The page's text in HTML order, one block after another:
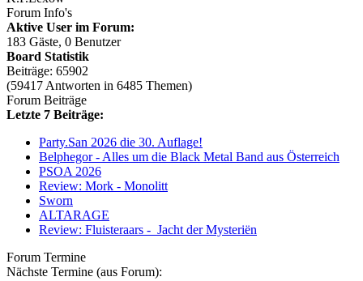
Forum Info's
Aktive User im Forum:
183 Gäste, 0 Benutzer
Board Statistik
Beiträge: 65902
(59417 Antworten in 6485 Themen)
Forum Beiträge
Letzte 7 Beiträge:
Party.San 2026 die 30. Auflage!
Belphegor - Alles um die Black Metal Band aus Österreich
PSOA 2026
Review: Mork - Monolitt
Sworn
ALTARAGE
Review: Fluisteraars - Jacht der Mysteriën
Forum Termine
Nächste Termine (aus Forum):